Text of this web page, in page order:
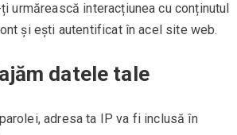
urmărească interacțiunea cu conținutul
și ești autentificat în acel site web.
datele tale
adresa ta IP va fi inclusă în